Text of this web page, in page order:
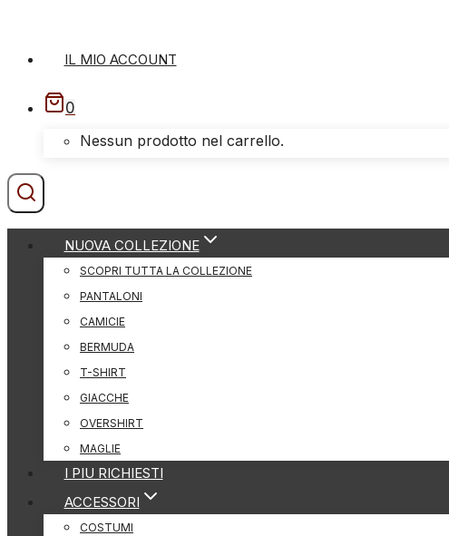
contenutoIL MIO ACCOUNT
0
Nessun prodotto nel carrello.
NUOVA COLLEZIONE
SCOPRI TUTTA LA COLLEZIONE
PANTALONI
CAMICIE
BERMUDA
T-SHIRT
GIACCHE
OVERSHIRT
MAGLIE
I PIU RICHIESTI
ACCESSORI
COSTUMI